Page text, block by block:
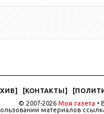
] [КОНТАКТЫ] [
© 2007-2026 Моя газета •
материалов